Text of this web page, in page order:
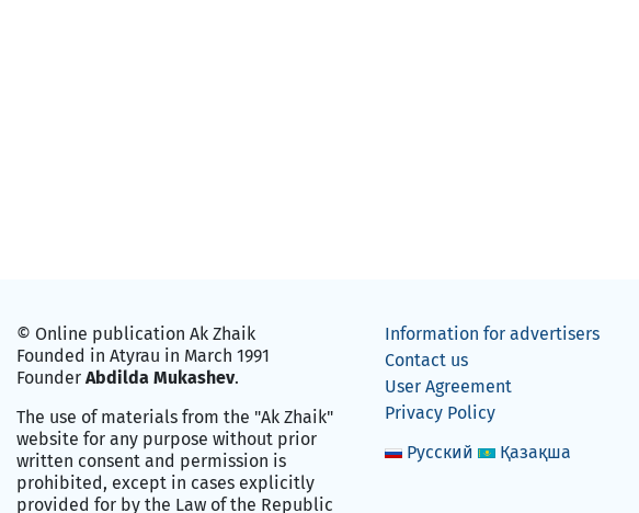
© Online publication Ak Zhaik
Founded in Atyrau in March 1991
Founder Abdilda Mukashev.
The use of materials from the "Ak Zhaik"
website for any purpose without prior
written consent and permission is
prohibited, except in cases explicitly
provided for by the Law of the Republic
Information for advertisers
Contact us
User Agreement
Privacy Policy
Русский
Қазақша